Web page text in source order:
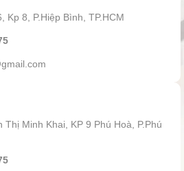
8, P.Hiệp Bình, TP.HCM
Minh Khai, KP 9 Phú Hoà, P.Phú